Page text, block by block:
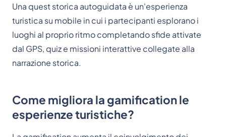
Una quest storica autoguidata è un'esperienza
turistica su mobile in cui i partecipanti esplorano i
luoghi al proprio ritmo completando sfide attivate
dal GPS, quiz e missioni interattive collegate alla
narrazione storica.
Come migliora la gamification le
esperienze turistiche?